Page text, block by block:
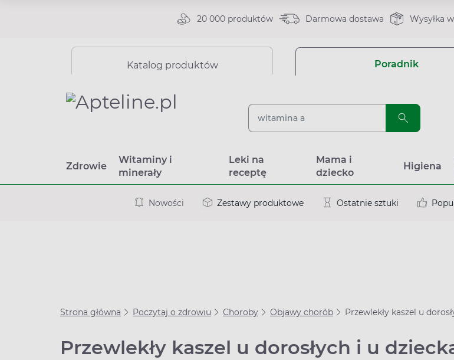
20 000 produktów Darmowa dostawa Wysyłka
Katalog produktów Poradnik
Zdrowie
Witaminy i
minerały
Leki na
receptę
Mama i
dziecko
Higiena
Nowości Zestawy produktowe Ostatnie sztuki
Strona główna Poczytaj o zdrowiu Choroby Objawy chorób Przewlekły kaszel u
Przewlekły kaszel u dorosłych i u